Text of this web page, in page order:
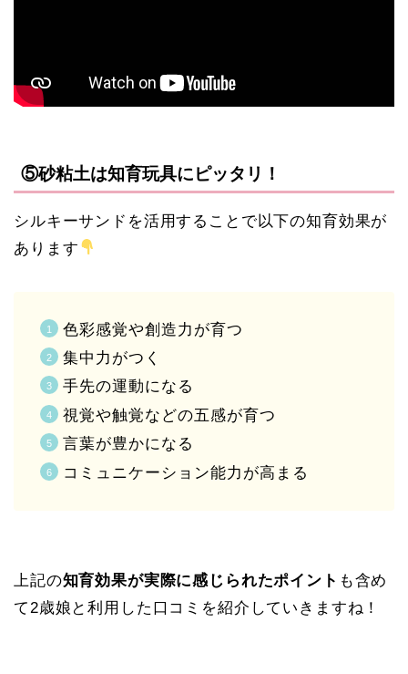
⑤砂粘土は知育玩具にピッタリ！
シルキーサンドを活用することで以下の知育効果が
あります
色彩感覚や創造力が育つ
集中力がつく
手先の運動になる
視覚や触覚などの五感が育つ
言葉が豊かになる
コミュニケーション能力が高まる
上記の知育効果が実際に感じられたポイント も含め
て2歳娘と利用した口コミを紹介していきますね！